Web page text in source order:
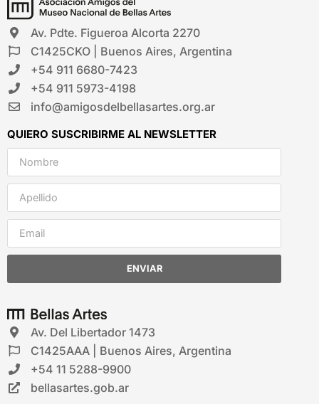
Av. Pdte. Figueroa Alcorta 2270
C1425CKO | Buenos Aires, Argentina
+54 911 6680-7423
+54 911 5973-4198
info@amigosdelbellasartes.org.ar
QUIERO SUSCRIBIRME AL NEWSLETTER
ENVIAR
Av. Del Libertador 1473
C1425AAA | Buenos Aires, Argentina
+54 11 5288-9900
bellasartes.gob.ar